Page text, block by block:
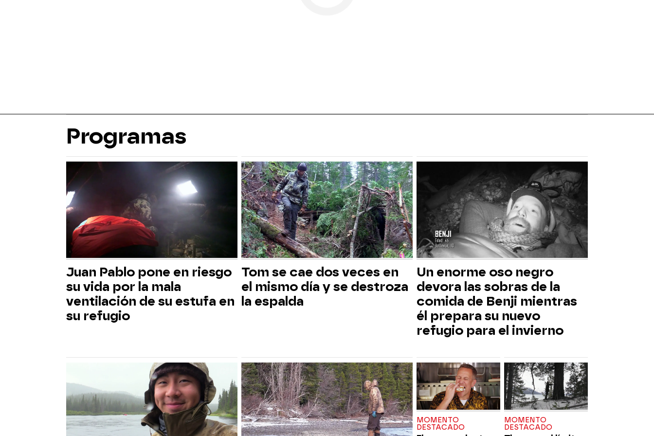
Programas
Juan Pablo pone en riesgo
su vida por la mala
ventilación de su estufa en
su refugio
Tom se cae dos veces en
el mismo día y se destroza
la espalda
Un enorme oso negro
devora las sobras de la
comida de Benji mientras
él prepara su nuevo
refugio para el invierno
MOMENTO
DESTACADO
MOMENTO
DESTACADO